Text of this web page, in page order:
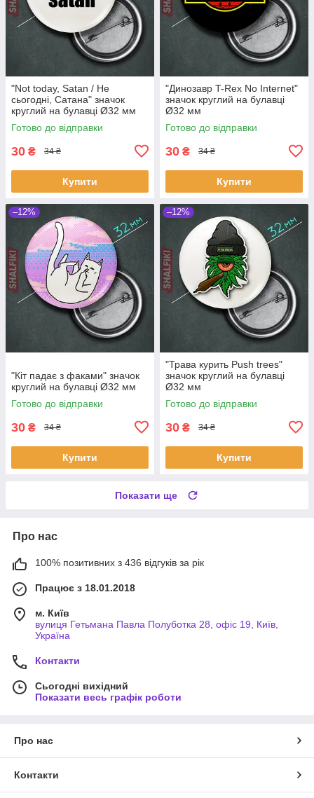
"Not today, Satan / Не
сьогодні, Сатана" значок
круглий на булавці Ø32 мм
Готово до відправки
30 ₴ 34 ₴
Купити
"Динозавр T-Rex No Internet"
значок круглий на булавці
Ø32 мм
Готово до відправки
30 ₴ 34 ₴
Купити
–12%
"Кіт падає з факами" значок
круглий на булавці Ø32 мм
Готово до відправки
30 ₴ 34 ₴
Купити
–12%
"Трава курить Push trees"
значок круглий на булавці
Ø32 мм
Готово до відправки
30 ₴ 34 ₴
Купити
Показати ще
Про нас
100% позитивних з 436 відгуків за рік
Працює з 18.01.2018
м. Київ
вулиця Гетьмана Павла Полуботка 28, офіс 19, Київ,
Україна
Контакти
Сьогодні вихідний
Показати весь графік роботи
Про нас
Контакти